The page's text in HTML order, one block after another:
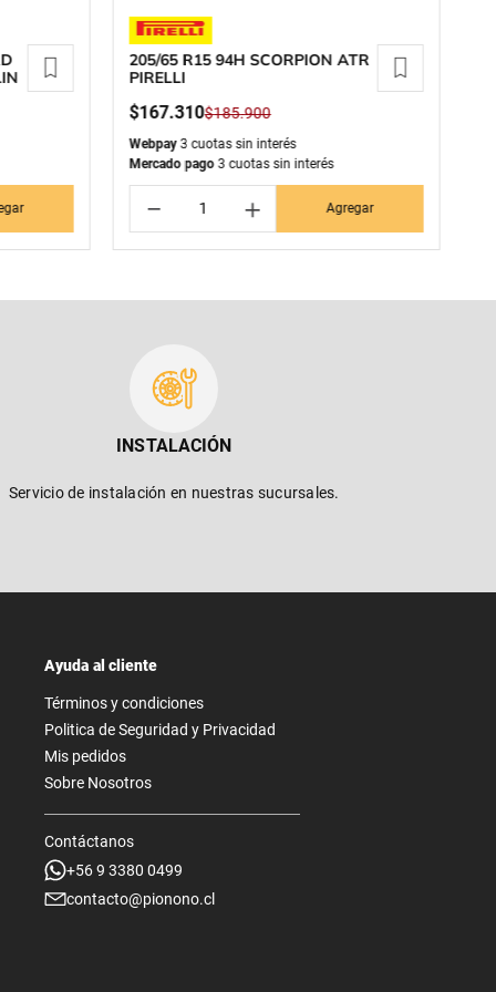
205/65 R15 94H SCORPION ATR
PIRELLI
$167.310$185.900
Webpay3 cuotas sin interés
Mercado pago3 cuotas sin interés
＋
－ Agregar
INSTALACIÓN
Servicio de instalación en nuestras sucursales.
Ayuda al cliente
Términos y condiciones
Politica de Seguridad y Privacidad
Mis pedidos
Sobre Nosotros
Contáctanos
+56 9 3380 0499
contacto@pionono.cl